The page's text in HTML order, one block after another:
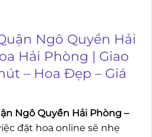
Ngô Quyền Hải
Hải Phòng | Giao
– Hoa Đẹp – Giá
Ngô Quyền Hải Phòng –
đặt hoa online sẽ nhẹ